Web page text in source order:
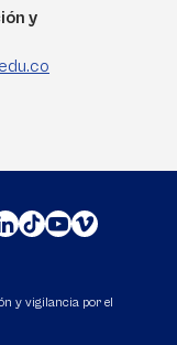
y
y vigilancia por el